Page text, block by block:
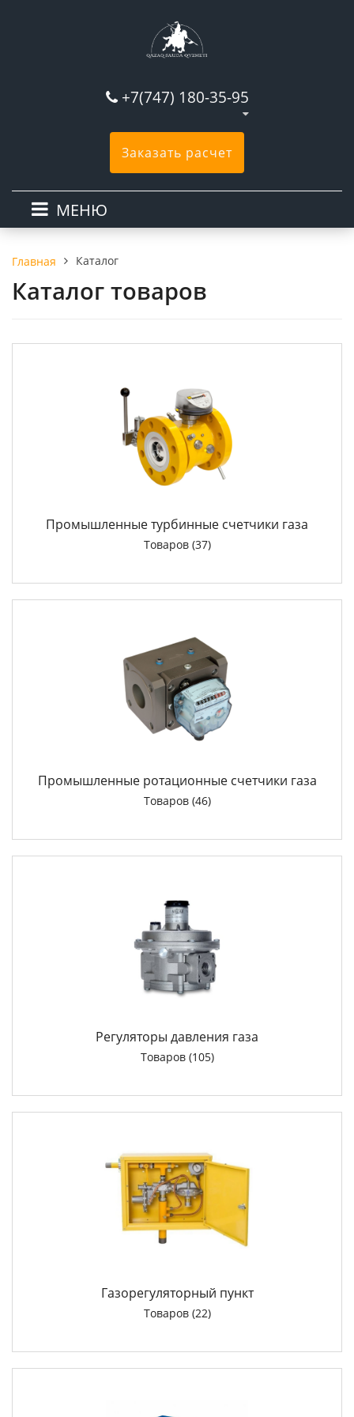
+7(747) 180-35-95
Заказать расчет
МЕНЮ
Главная Каталог
Каталог товаров
Промышленные турбинные счетчики газа
Товаров (37)
Промышленные ротационные счетчики газа
Товаров (46)
Регуляторы давления газа
Товаров (105)
Газорегуляторный пункт
Товаров (22)